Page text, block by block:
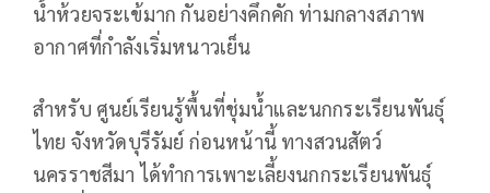
น้ำห้วยจระเข้มาก กันอย่างคึกคัก ท่ามกลางสภาพ
อากาศที่กำลังเริ่มหนาวเย็น
สำหรับ ศูนย์เรียนรู้พื้นที่ชุ่มน้ำและนกกระเรียนพันธุ์
ไทย จังหวัดบุรีรัมย์ ก่อนหน้านี้ ทางสวนสัตว์
นครราชสีมา ได้ทำการเพาะเลี้ยงนกกระเรียนพันธุ์